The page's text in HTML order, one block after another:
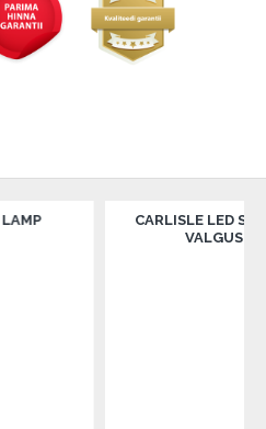
CARLISLE LED STRING
VALGUS